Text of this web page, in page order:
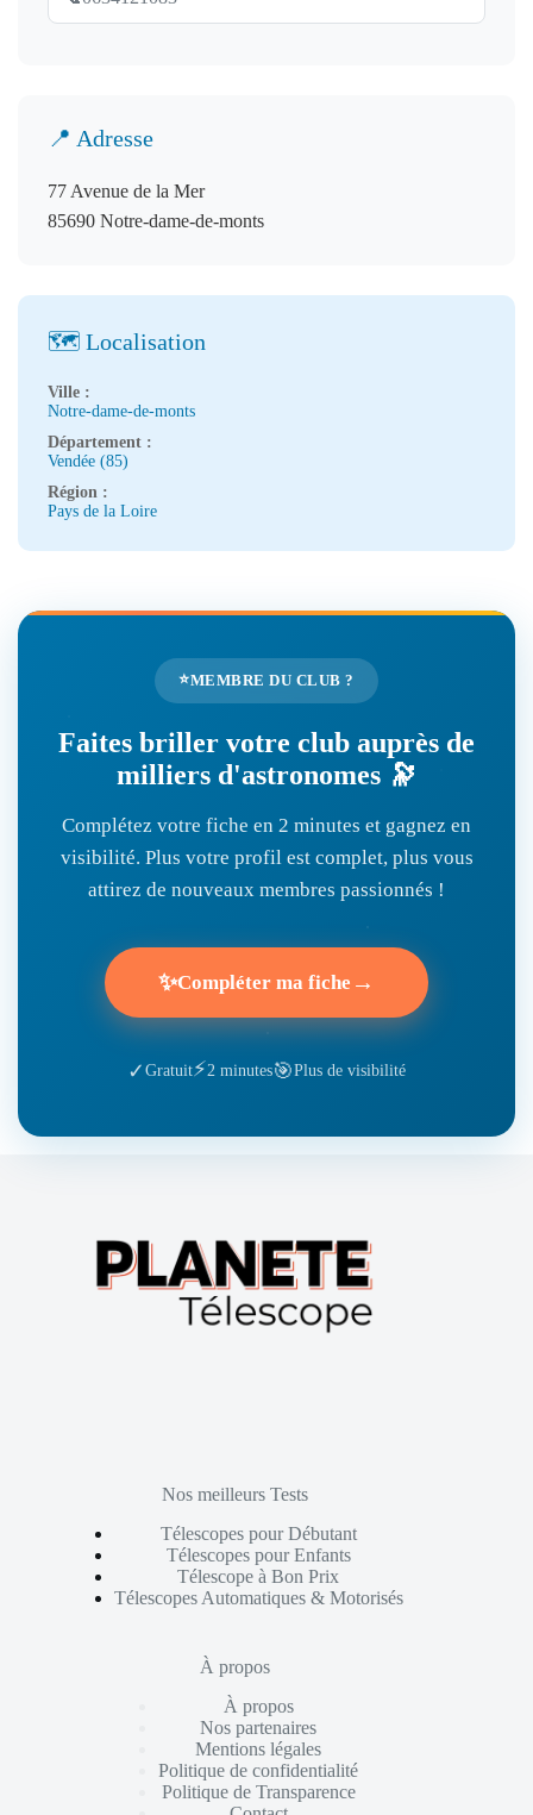
📍 Adresse
77 Avenue de la Mer
85690 Notre-dame-de-monts
🗺️ Localisation
Ville :
Notre-dame-de-monts
Département :
Vendée (85)
Région :
Pays de la Loire
⭐MEMBRE DU CLUB ?
Faites briller votre club auprès de
milliers d'astronomes 🔭
Complétez votre fiche en 2 minutes et gagnez en
visibilité. Plus votre profil est complet, plus vous
attirez de nouveaux membres passionnés !
✨Compléter ma fiche →
✓ Gratuit⚡2 minutes🎯Plus de visibilité
Nos meilleurs Tests
Télescopes pour Débutant
Télescopes pour Enfants
Télescope à Bon Prix
Télescopes Automatiques & Motorisés
À propos
À propos
Nos partenaires
Mentions légales
Politique de confidentialité
Politique de Transparence